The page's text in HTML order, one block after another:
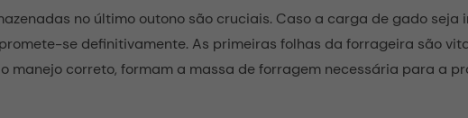
no último outono são cruciais. Caso a carga de gado seja
se definitivamente. As primeiras folhas da forrageira são
manejo correto, formam a massa de forragem necessária para a